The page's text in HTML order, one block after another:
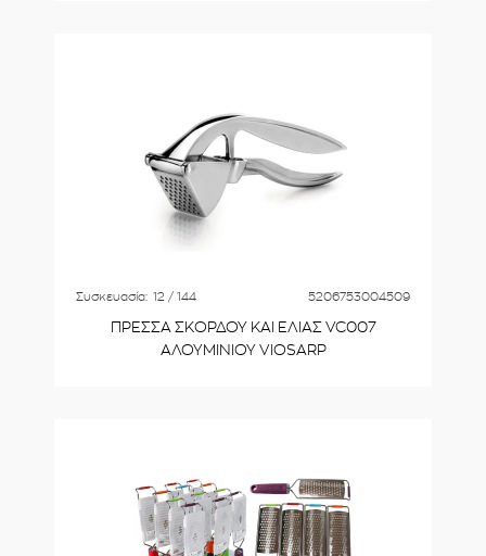
Συσκευασία: 12 / 144 5206753004509
ΠΡΕΣΣΑ ΣΚΟΡΔΟΥ ΚΑΙ ΕΛΙΑΣ VC007
ΑΛΟΥΜΙΝΙΟΥ VIOSARP